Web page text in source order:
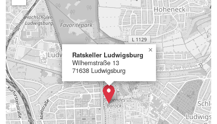
Ratskeller Ludwigsburg
Wilhemstraße 13
71638 Ludwigsburg
×